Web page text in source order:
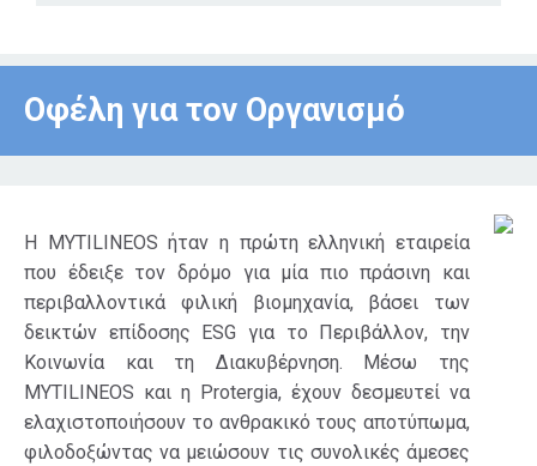
Οφέλη για τον Οργανισμό
Η MYTILINEOS ήταν η πρώτη ελληνική εταιρεία
που έδειξε τον δρόμο για μία πιο πράσινη και
περιβαλλοντικά φιλική βιομηχανία, βάσει των
δεικτών επίδοσης ESG για το Περιβάλλον, την
Κοινωνία και τη Διακυβέρνηση. Μέσω της
MYTILINEOS και η Protergia, έχουν δεσμευτεί να
ελαχιστοποιήσουν το ανθρακικό τους αποτύπωμα,
φιλοδοξώντας να μειώσουν τις συνολικές άμεσες